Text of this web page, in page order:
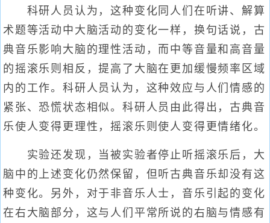
科研人员认为，这种变化同人们在听讲、解算
术题等活动中大脑活动的变化一样，换句话说，古
典音乐影响大脑的理性活动，而中等音量和高音量
的摇滚乐则相反，提高了大脑在更加缓慢频率区域
内的工作。科研人员认为，这种效应与人们情感的
紧张、恐慌状态相似。科研人员由此得出，古典音
乐使人变得更理性，摇滚乐则使人变得更情绪化。
实验还发现，当被实验者停止听摇滚乐后，大
脑中的上述变化仍然保留，但听古典音乐却没有这
种变化。另外，对于非音乐人士，音乐引起的变化
在右大脑部分，这与人们平常所说的右脑与情感有